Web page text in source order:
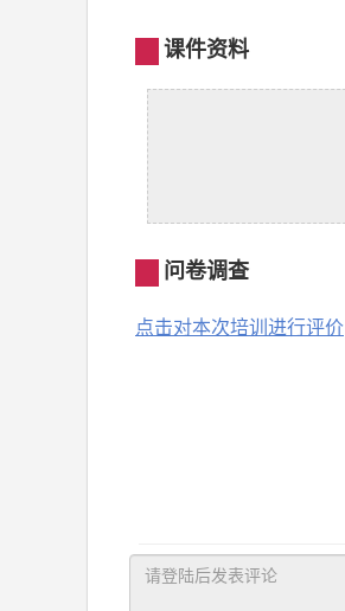
课件资料
问卷调查
点击对本次培训进行评价